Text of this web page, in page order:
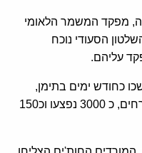
מפקד המשמר הלאומי
הסעודי נוכח
עליהם.
כחודש ימים בתימן,
נהרגו, על פי נתוני האו"ם, כ1000 אזרחים, כ 3000 נפצעו וכ150